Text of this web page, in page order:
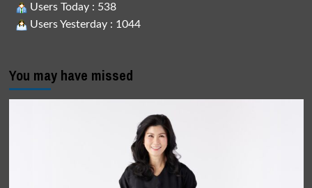
Users Today : 538
Users Yesterday : 1044
You may have missed